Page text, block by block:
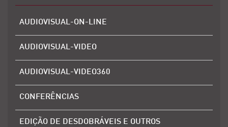
AUDIOVISUAL-ON-LINE
AUDIOVISUAL-VIDEO
AUDIOVISUAL-VIDEO360
CONFERÊNCIAS
EDIÇÃO DE DESDOBRÁVEIS E OUTROS